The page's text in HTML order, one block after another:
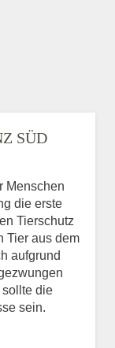
SÜD
Menschen
die erste
Tierschutz
Tier aus dem
aufgrund
die
sein.